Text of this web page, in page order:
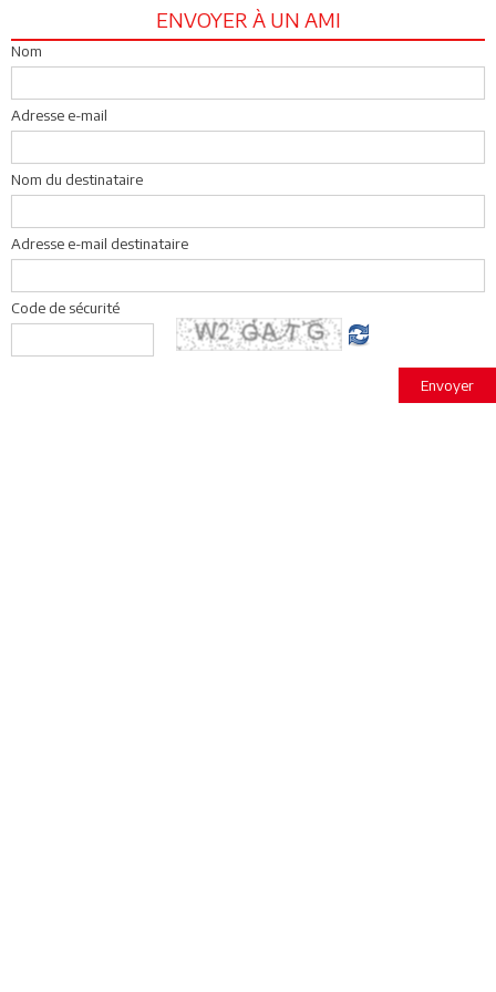
ENVOYER À UN AMI
Nom
Adresse e-mail
Nom du destinataire
Adresse e-mail destinataire
Code de sécurité
Envoyer